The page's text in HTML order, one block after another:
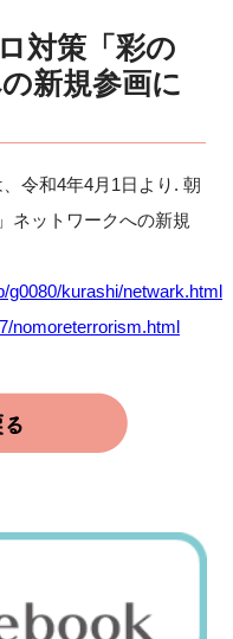
対策「彩の
新規参画に
令和4年4月1日より.朝
」 ネットワークへの新規
g0080/kurashi/netwark.html
nomoreterrorism.html